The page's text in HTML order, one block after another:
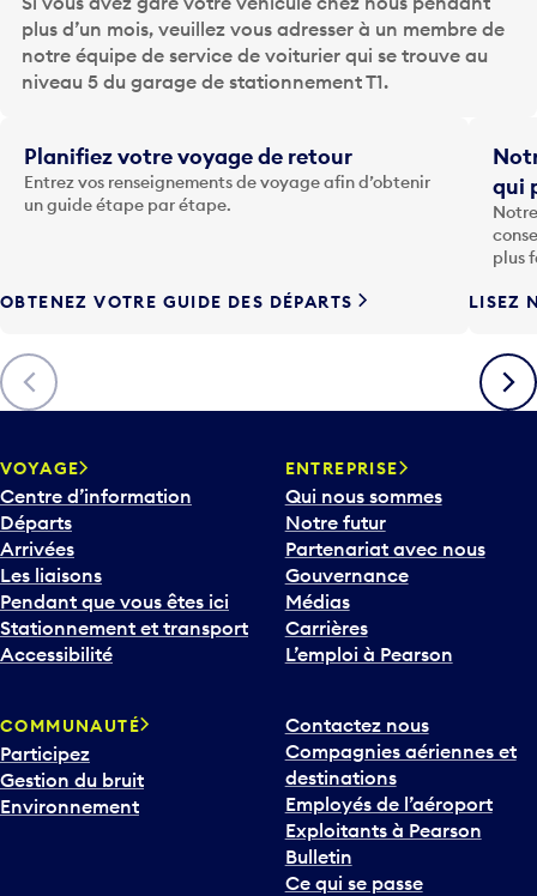
s
u
r
l
t
o
u
F
è
c
h
v
e
r
s
l
e
b
a
o
u
r
i
plus d’un mois, veuillez vous adresser à un membre de
notre équipe de service de voiturier qui se trouve au
niveau 5 du garage de stationnement T1.
Précédent
Planifiez votre voyage de retour
Entrez vos renseignements de voyage afin d’obtenir
un guide étape par étape.
OBTENEZ VOTRE GUIDE DES DÉPARTS
qui
plus
LISEZ
VOYAGE
Centre d’information
Départs
Arrivées
Les liaisons
Pendant que vous êtes ici
Stationnement et transport
Accessibilité
ENTREPRISE
Qui nous sommes
Notre futur
Partenariat avec nous
Gouvernance
Médias
Carrières
L’emploi à Pearson
COMMUNAUTÉ
Participez
Gestion du bruit
Environnement
Contactez nous
Compagnies aériennes et
destinations
Employés de l’aéroport
Exploitants à Pearson
Bulletin
Ce qui se passe